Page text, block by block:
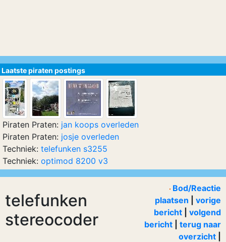
telefunken
stereocoder
Bod/Reactie
plaatsen
vorige
bericht
volgend
bericht
terug naar
overzicht
Laatste piraten postings
Piraten Praten: jan koops overleden
Piraten Praten: josje overleden
Techniek: telefunken s3255
Techniek: optimod 8200 v3